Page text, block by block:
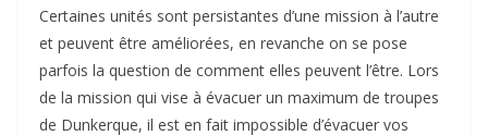
Certaines unités sont persistantes d’une mission à l’autre
et peuvent être améliorées, en revanche on se pose
parfois la question de comment elles peuvent l’être. Lors
de la mission qui vise à évacuer un maximum de troupes
de Dunkerque, il est en fait impossible d’évacuer vos